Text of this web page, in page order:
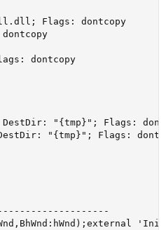
Flags: dontcopy
dontcopy
"{tmp}"; Flags:
"{tmp}"; Flags: